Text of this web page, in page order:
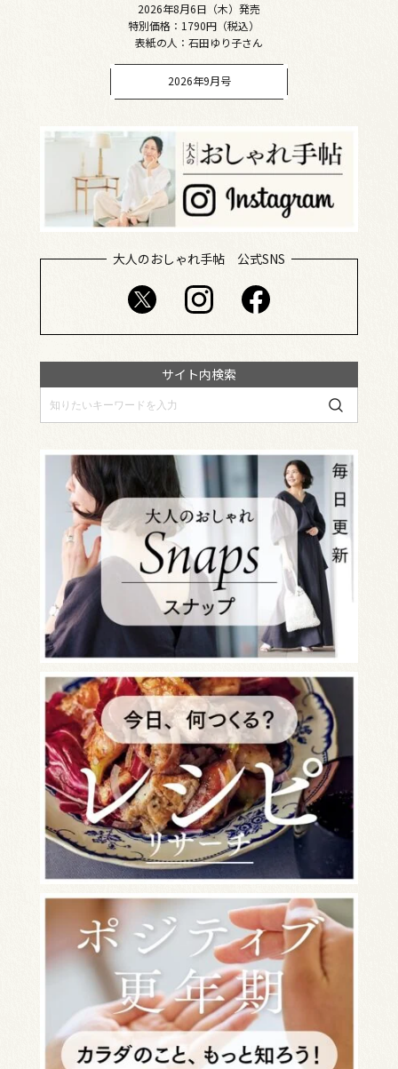
2026年8月6日（木）発売
特別価格：1790円（税込）
表紙の人：石田ゆり子さん
2026年9月号
大人のおしゃれ手帖 公式SNS
サイト内検索